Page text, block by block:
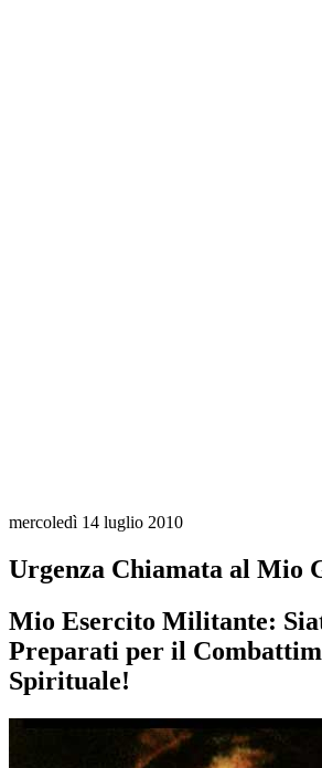
mercoledì 14 luglio 2010
Urgenza Chiamata al Mio
Mio Esercito Militante:
Preparati per il
Spirituale!